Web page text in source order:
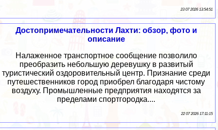
23 07 2026 13:54:51
Достопримечательности Лахти: обзор, фото и
описание
Налаженное транспортное сообщение позволило
преобразить небольшую деревушку в развитый
туристический оздоровительный центр. Признание среди
путешественников город приобрел благодаря чистому
воздуху. Промышленные предприятия находятся за
пределами спортгородка....
22 07 2026 17:11:15